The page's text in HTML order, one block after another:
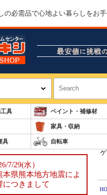
の必需品で心地よい暮らしをお手
具 ペイント・補修材
家具・収納
具 自転車
7/29(水）
本県熊本地方地震によ
につきまして